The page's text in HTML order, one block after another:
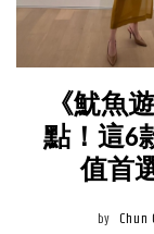
《魷魚
點！這6
值首
by Chun